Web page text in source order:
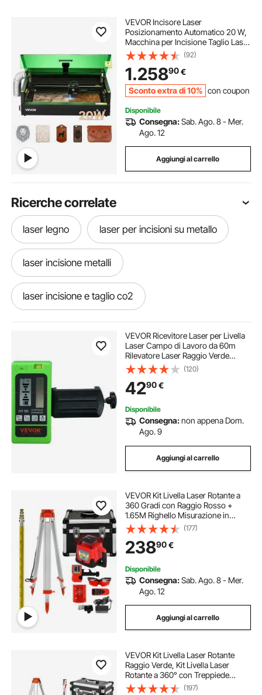
VEVOR Incisore Laser
Posizionamento Automatico 20 W,
Macchina per Incisione Taglio Laser
con Telecamera Integrata, Area di
Lavoro 500 x 320 mm, per Legno,
Pelle, Vetro, Carta, Classe 1
(92)
1.25890€
Sconto extra di 10% con coupon
Disponibile
Consegna:Sab. Ago. 8 - Mer.
Ago. 12
Aggiungi al carrello
Ricerche correlate
laser legno laser per incisioni su metallo
laser incisione metalli
laser incisione e taglio co2
incisore laser per legno laser 300 w
incisione laser su metallo
incisore laser per metalli
incisione laser su plastica
laser per incisione metalli
laser per incidere legno
incisione laser su legno intaglio laser legno
VEVOR Ricevitore Laser per Livella
Laser Campo di Lavoro da 60m
Rilevatore Laser Raggio Verde
Rosso con Segnale Acustico
Regolabile Doppio Display LCD,
Ricevitore Livella Laser a Bolla con
Morsetto
(120)
4290€
Disponibile
Consegna:non appena Dom.
Ago. 9
Aggiungi al carrello
VEVOR Kit Livella Laser Rotante a
360 Gradi con Raggio Rosso +
1.65M Righello Misurazione in
Alluminio + 5M Treppiede a 5
Sezioni per Architettura,
Costruzioni Edili, Installazione di
Attrezzature
(177)
23890€
Disponibile
Consegna:Sab. Ago. 8 - Mer.
Ago. 12
Aggiungi al carrello
VEVOR Kit Livella Laser Rotante
Raggio Verde, Kit Livella Laser
Rotante a 360° con Treppiede
Portata 500 m, Pendenza
(197)